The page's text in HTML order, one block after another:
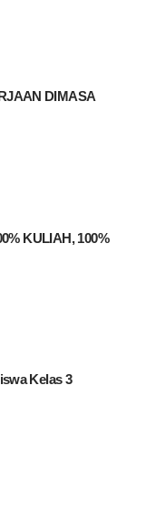
DIMASA
KULIAH, 100%
Kelas 3